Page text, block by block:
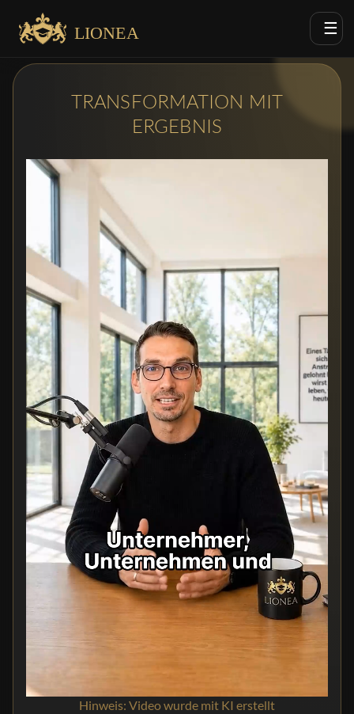
LIONEA ☰
TRANSFORMATION MIT
ERGEBNIS
Hinweis: Video wurde mit KI erstellt